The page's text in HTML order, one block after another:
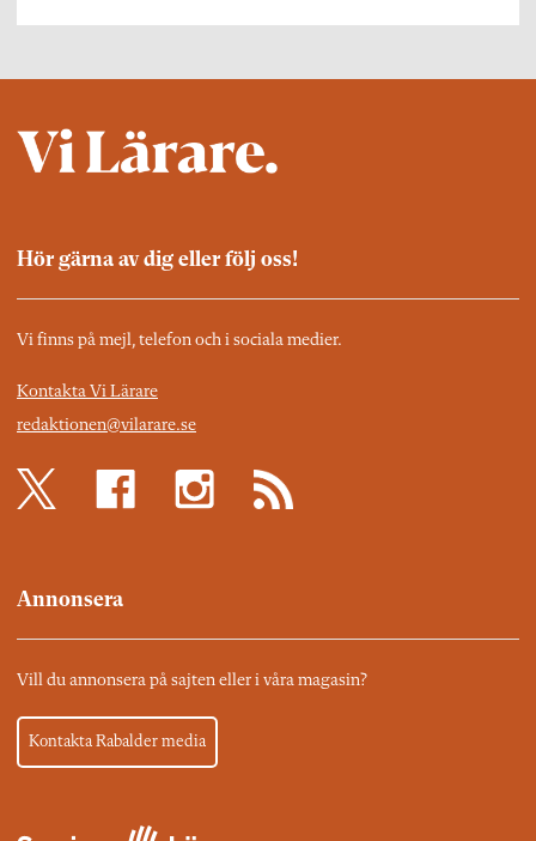
Hör gärna av dig eller följ oss!
Vi finns på mejl, telefon och i sociala medier.
Kontakta Vi Lärare
redaktionen@vilarare.se
Annonsera
Vill du annonsera på sajten eller i våra magasin?
Kontakta Rabalder media